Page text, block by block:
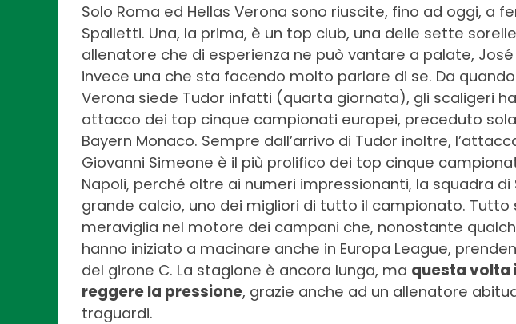
Solo Roma ed Hellas Verona sono riuscite, fino ad oggi, a
Spalletti. Una, la prima, è un top club, una delle sette
allenatore che di esperienza ne può vantare a palate, José
invece una che sta facendo molto parlare di se. Da
Verona siede Tudor infatti (quarta giornata), gli scaligeri
attacco dei top cinque campionati europei, preceduto
Bayern Monaco. Sempre dall’arrivo di Tudor inoltre,
Giovanni Simeone è il più prolifico dei top cinque
Napoli, perché oltre ai numeri impressionanti, la squadra
grande calcio, uno dei migliori di tutto il campionato. Tutto
meraviglia nel motore dei campani che, nonostante
hanno iniziato a macinare anche in Europa League,
del girone C. La stagione è ancora lunga, ma questa volta
reggere la pressione, grazie anche ad un allenatore
traguardi.